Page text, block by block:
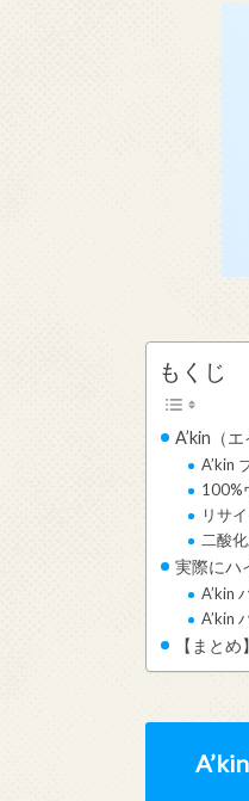
もくじ
A’kin（エ
A’kin
100%
リサイ
二酸化
実際にハ
A’kin
A’kin
【まとめ】